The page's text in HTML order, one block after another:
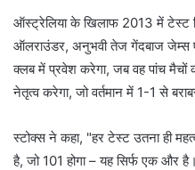
ऑस्ट्रेलिया के खिलाफ 2013 में टेस्ट
ऑलराउंडर, अनुभवी तेज गेंदबाज
क्लब में प्रवेश करेगा, जब वह पांच
नेतृत्व करेगा, जो वर्तमान में 1-1 से
स्टोक्स ने कहा, "हर टेस्ट उतना ही
है, जो 101 होगा – यह सिर्फ एक और